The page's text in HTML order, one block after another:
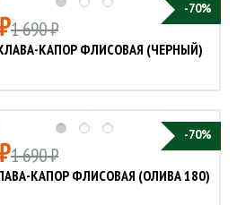
-70%
1 690 ₽
КАПОР ФЛИСОВАЯ (ЧЕРНЫЙ)
-70%
1 690 ₽
КАПОР ФЛИСОВАЯ (ОЛИВА 180)